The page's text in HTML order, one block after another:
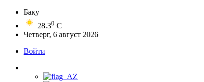
Баку
28.30 C
Четверг, 6 август 2026
Войти